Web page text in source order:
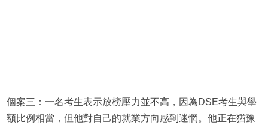
個案三：一名考生表示放榜壓力並不高，因為DSE考生與學
額比例相當，但他對自己的就業方向感到迷惘。他正在猶豫